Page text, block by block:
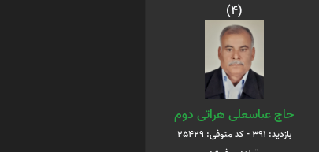
(4)
حاج عباسعلی هراتی دوم
بازدید: 391 - کد متوفی: 25429